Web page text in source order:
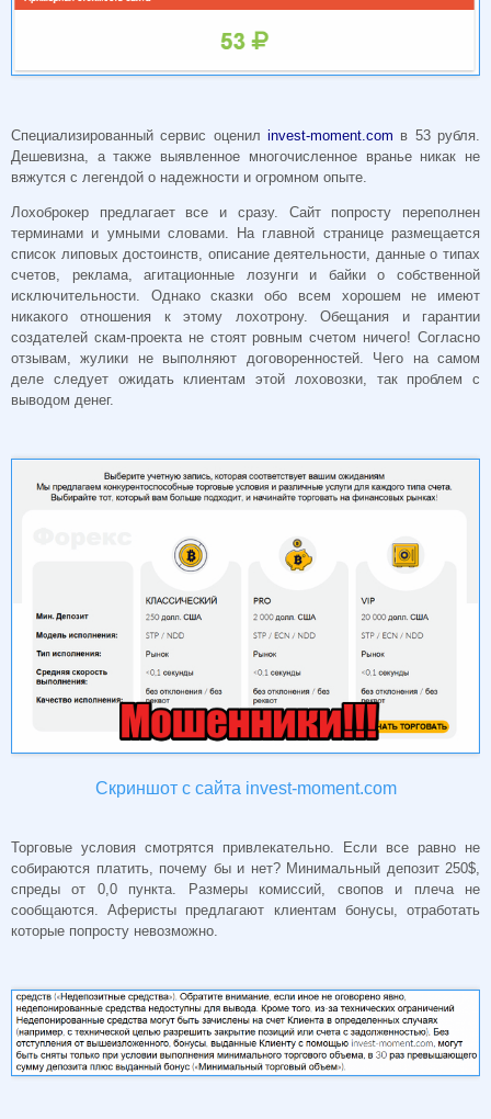
Специализированный сервис оценил invest-moment.com в 53 рубля.
Дешевизна, а также выявленное многочисленное вранье никак не
вяжутся с легендой о надежности и огромном опыте.
Лохоброкер предлагает все и сразу. Сайт попросту переполнен
терминами и умными словами. На главной странице размещается
список липовых достоинств, описание деятельности, данные о типах
счетов, реклама, агитационные лозунги и байки о собственной
исключительности. Однако сказки обо всем хорошем не имеют
никакого отношения к этому лохотрону. Обещания и гарантии
создателей скам-проекта не стоят ровным счетом ничего! Согласно
отзывам, жулики не выполняют договоренностей. Чего на самом
деле следует ожидать клиентам этой лоховозки, так проблем с
выводом денег.
Скриншот с сайта invest-moment.com
Торговые условия смотрятся привлекательно. Если все равно не
собираются платить, почему бы и нет? Минимальный депозит 250$,
спреды от 0,0 пункта. Размеры комиссий, свопов и плеча не
сообщаются. Аферисты предлагают клиентам бонусы, отработать
которые попросту невозможно.